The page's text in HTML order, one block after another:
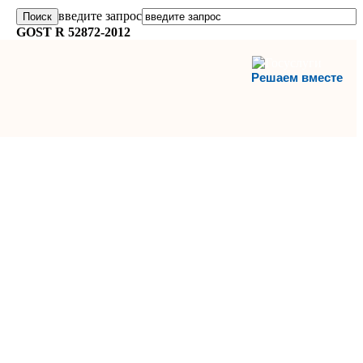
введите запрос
GOST R 52872-2012
Решаем вместе